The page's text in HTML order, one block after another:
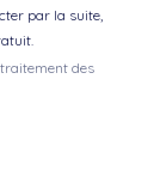
par la suite,
des